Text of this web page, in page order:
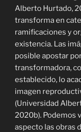
Alberto Hurtado,
transforma en
ramificaciones y
existencia. Las
posible apostar
transformadora,
establecido, lo
imagen
(Universidad
2020b). Podemos
aspecto las obras